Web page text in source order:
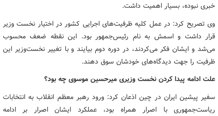
خبری نبوده، بسیار اهمیت داشت.
وی تصریح کرد: در عمل کلیه ظرفیت‌های اجرایی کشور در اختیار نخست وزیر
قرار داشت و اسمش به نام رئیس‌جمهور بود. این نقطه ضعف محسوب
می‌شد و ایشان فکر می‌کردند، در دوره دوم بیایند و با تغییر نخست‌وزیر این
ظرفیت را جهت دیدگاه‌های خودشان سوق دهند.
علت ادامه پیدا کردن نخست وزیری میرحسین موسوی چه بود؟
سفیر پیشین ایران در چین اذعان کرد: ورود رهبر معظم انقلاب به انتخابات
ریاست‌جمهوری با اصرار همراه بود، عملکرد ایشان اصرار بر ادامه